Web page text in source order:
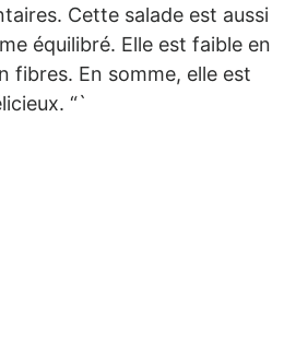
Cette salade est aussi
équilibré. Elle est faible en
fibres. En somme, elle est
“`